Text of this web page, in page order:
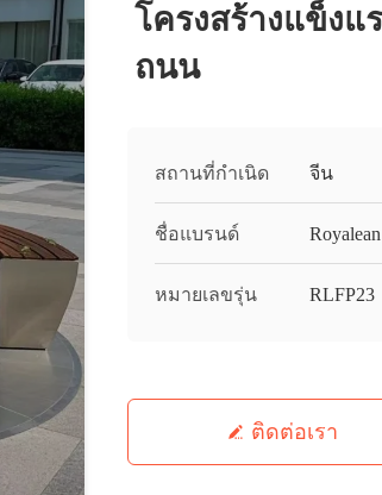
โครงสร้างแข็งแ
ถนน
สถานที่กำเนิด จีน
ชื่อแบรนด์ Royalean
หมายเลขรุ่น RLFP23
ติดต่อเรา